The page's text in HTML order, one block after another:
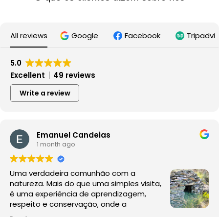
All reviews Google Facebook
5.0
Excellent
49 reviews
Write a review
Emanuel Candeias
1 month ago
Uma verdadeira comunhão com a
natureza. Mais do que uma simples visita,
é uma experiência de aprendizagem,
respeito e conservação, onde a
observação da fauna e da flora acontece